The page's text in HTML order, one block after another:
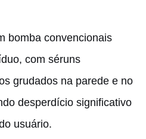
bomba convencionais
com séruns
grudados na parede e no
desperdício significativo
usuário.